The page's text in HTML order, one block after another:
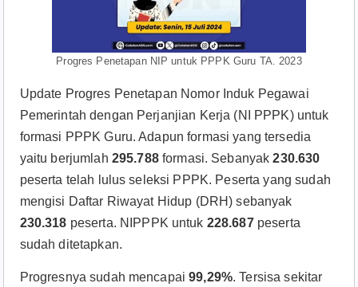
Progres Penetapan NIP untuk PPPK Guru TA. 2023
Update Progres Penetapan Nomor Induk Pegawai
Pemerintah dengan Perjanjian Kerja (NI PPPK) untuk
formasi PPPK Guru. Adapun formasi yang tersedia
yaitu berjumlah 295.788formasi. Sebanyak230.630
peserta telah lulus seleksi PPPK. Peserta yang sudah
mengisi Daftar Riwayat Hidup (DRH) sebanyak
230.318 peserta. NIPPPK untuk 228.687peserta
sudah ditetapkan.
Progresnya sudah mencapai99,29%. Tersisa sekitar